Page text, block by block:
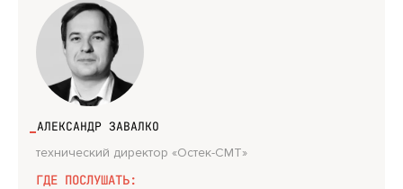
АЛЕКСАНДР ЗАВАЛКО
технический директор «Остек-СМТ»
ГДЕ ПОСЛУШАТЬ: